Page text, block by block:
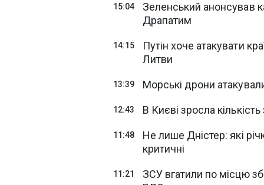
15:04
Зеленський анонсував
Драпатим
14:15
Путін хоче атакувати
Литви
13:39 Морські дрони
12:43 В Києві зросла
11:48
Не лише Дністер: які
критичні
11:21
ЗСУ вгатили по місцю